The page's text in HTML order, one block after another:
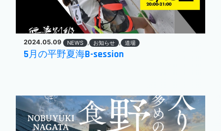
2024.05.09 NEWS , お知らせ , 道場
5月の平野夏海B-session